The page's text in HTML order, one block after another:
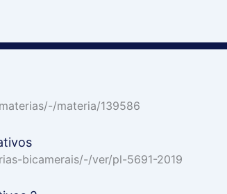
materia/139586
bicamerais/-/ver/pl-5691-2019